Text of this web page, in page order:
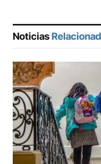
Noticias